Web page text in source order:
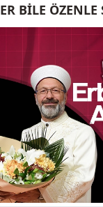
BİLE ÖZENLE